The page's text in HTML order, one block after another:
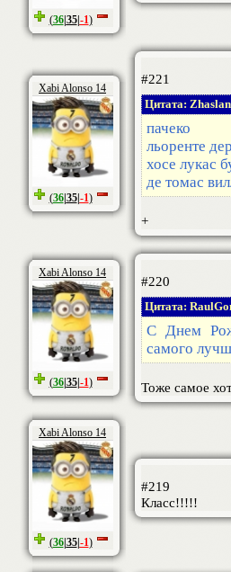
(36| 35| -1)
Xabi Alonso 14
(36| 35| -1)
#221
Цитата:
пачеко
льоренте
хосе лукас
де томас
+
Xabi Alonso 14
(36| 35| -1)
#220
Цитата:
С Днем
самого
Тоже самое
Xabi Alonso 14
(36| 35| -1)
#219
Класс!!!!!